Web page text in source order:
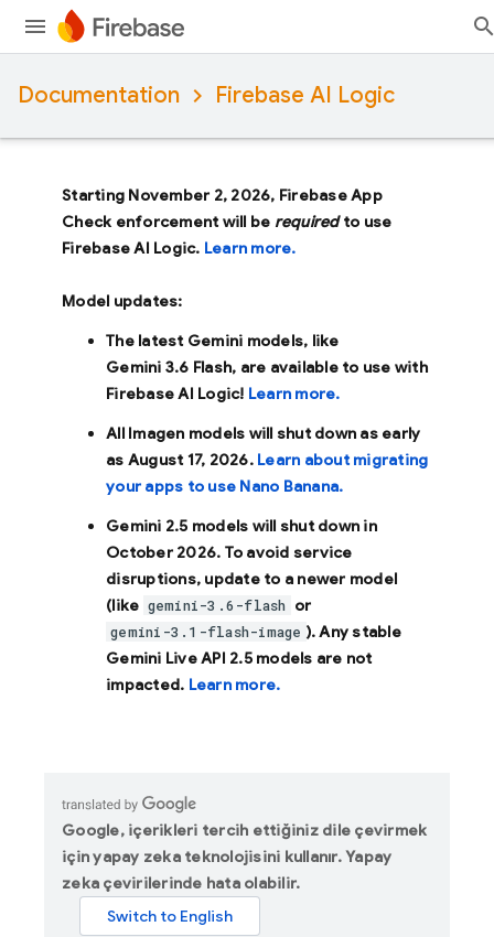
Documentation Firebase AI Logic
Starting November 2, 2026, Firebase App
Check enforcement will be requiredto use
Firebase AI Logic. Learn more.
Model updates:
The latest Gemini models, like
Gemini 3.6 Flash, are available to use with
Firebase AI Logic! Learn more.
All Imagen models will shut down as early
as August 17, 2026. Learn about migrating
your apps to use Nano Banana.
Gemini 2.5 models will shut down in
October 2026. To avoid service
disruptions, update to a newer model
(like gemini-3.6-flash or
gemini-3.1-flash-image ). Any stable
Gemini Live API 2.5 models are not
impacted. Learn more.
Google, içerikleri tercih ettiğiniz dile çevirmek
için yapay zeka teknolojisini kullanır. Yapay
zeka çevirilerinde hata olabilir.